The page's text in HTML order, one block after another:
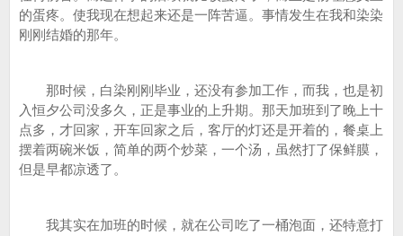
的蛋疼。使我现在想起来还是一阵苦逼。事情发生在我和染染
刚刚结婚的那年。
那时候，白染刚刚毕业，还没有参加工作，而我，也是初
入恒夕公司没多久，正是事业的上升期。那天加班到了晚上十
点多，才回家，开车回家之后，客厅的灯还是开着的，餐桌上
摆着两碗米饭，简单的两个炒菜，一个汤，虽然打了保鲜膜，
但是早都凉透了。
我其实在加班的时候，就在公司吃了一桶泡面，还特意打